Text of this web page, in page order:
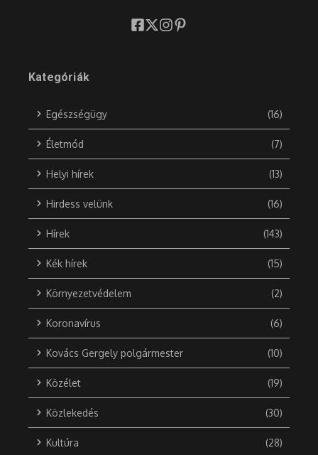
Kategóriák
Egészségügy (16)
Életmód (7)
Helyi hírek (13)
Hirdess velünk (16)
Hírek (143)
Kék hírek (15)
Környezetvédelem (2)
Koronavírus (6)
Kovács Gergely polgármester (10)
Közélet (19)
Közlekedés (30)
Kultúra (28)